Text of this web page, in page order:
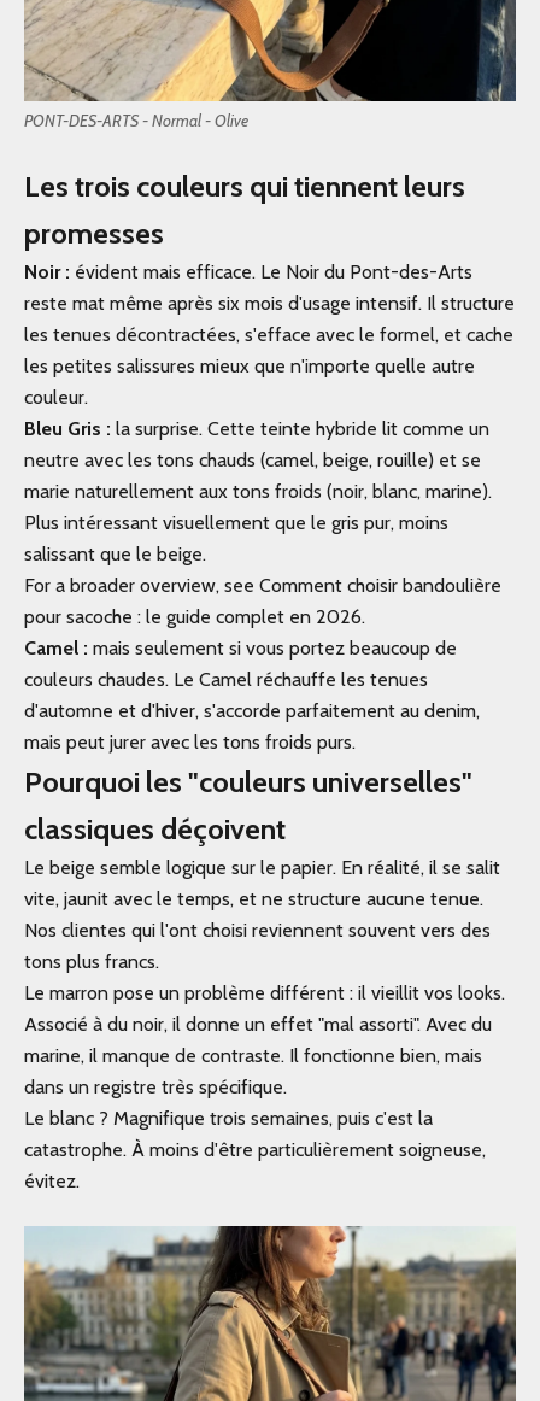
PONT-DES-ARTS - Normal - Olive
Les trois couleurs qui tiennent leurs
promesses
Noir : évident mais efficace. Le Noir du Pont-des-Arts
reste mat même après six mois d'usage intensif. Il structure
les tenues décontractées, s'efface avec le formel, et cache
les petites salissures mieux que n'importe quelle autre
couleur.
Bleu Gris : la surprise. Cette teinte hybride lit comme un
neutre avec les tons chauds (camel, beige, rouille) et se
marie naturellement aux tons froids (noir, blanc, marine).
Plus intéressant visuellement que le gris pur, moins
salissant que le beige.
For a broader overview, see Comment choisir bandoulière
pour sacoche : le guide complet en 2026.
Camel : mais seulement si vous portez beaucoup de
couleurs chaudes. Le Camel réchauffe les tenues
d'automne et d'hiver, s'accorde parfaitement au denim,
mais peut jurer avec les tons froids purs.
Pourquoi les "couleurs universelles"
classiques déçoivent
Le beige semble logique sur le papier. En réalité, il se salit
vite, jaunit avec le temps, et ne structure aucune tenue.
Nos clientes qui l'ont choisi reviennent souvent vers des
tons plus francs.
Le marron pose un problème différent : il vieillit vos looks.
Associé à du noir, il donne un effet "mal assorti". Avec du
marine, il manque de contraste. Il fonctionne bien, mais
dans un registre très spécifique.
Le blanc ? Magnifique trois semaines, puis c'est la
catastrophe. À moins d'être particulièrement soigneuse,
évitez.